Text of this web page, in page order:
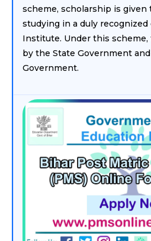
scheme, scholarship is
studying in a duly
Institute. Under this scheme,
by the State Government
Government.